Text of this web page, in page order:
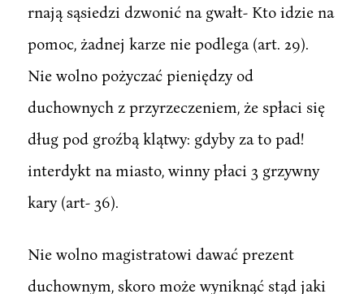
rnają sąsiedzi dzwonić na gwałt- Kto idzie na
pomoc, żadnej karze nie podlega (art. 29).
Nie wolno pożyczać pieniędzy od
duchownych z przyrzeczeniem, że spłaci się
dług pod groźbą klątwy: gdyby za to pad!
interdykt na miasto, winny płaci 3 grzywny
kary (art- 36).
Nie wolno magistratowi dawać prezent
duchownym, skoro może wyniknąć stąd jaki